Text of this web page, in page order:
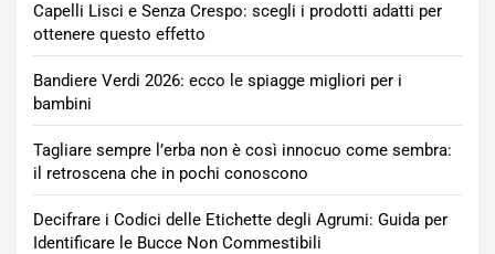
Capelli Lisci e Senza Crespo: scegli i prodotti adatti per
ottenere questo effetto
Bandiere Verdi 2026: ecco le spiagge migliori per i
bambini
Tagliare sempre l’erba non è così innocuo come sembra:
il retroscena che in pochi conoscono
Decifrare i Codici delle Etichette degli Agrumi: Guida per
Identificare le Bucce Non Commestibili